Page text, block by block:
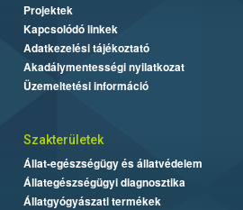
Projektek
Kapcsolódó linkek
Adatkezelési tájékoztató
Akadálymentességi nyilatkozat
Üzemeltetési információ
Szakterületek
Állat-egészségügy és állatvédelem
Állategészségügyi diagnosztika
Állatgyógyászati termékek